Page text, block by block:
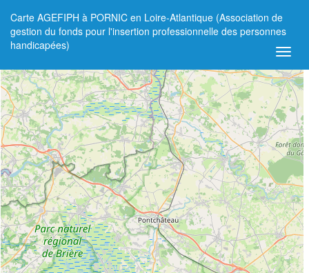
Carte AGEFIPH à PORNIC en Loire-Atlantique (Association de
gestion du fonds pour l'insertion professionnelle des personnes
handicapées)
+
−